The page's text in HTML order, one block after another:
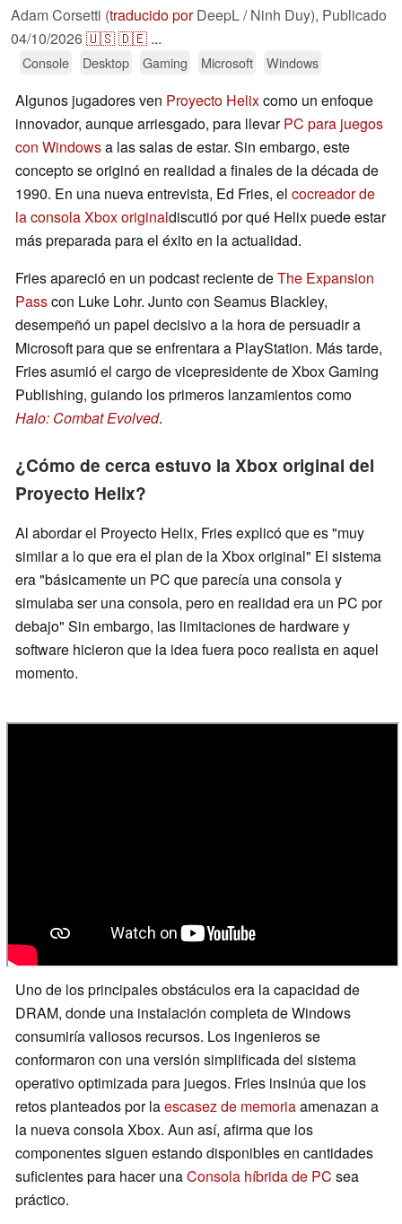
Adam Corsetti (traducido porDeepL / Ninh Duy), Publicado
04/10/2026🇺🇸🇩🇪 ...
Console Desktop Gaming Microsoft Windows
Algunos jugadores ven Proyecto Helixcomo un enfoque
innovador, aunque arriesgado, para llevarPC para juegos
con Windowsa las salas de estar. Sin embargo, este
concepto se originó en realidad a finales de la década de
1990. En una nueva entrevista, Ed Fries, el cocreador de
la consola Xbox originaldiscutió por qué Helix puede estar
más preparada para el éxito en la actualidad.
Fries apareció en un podcast reciente deThe Expansion
Passcon Luke Lohr. Junto con Seamus Blackley,
desempeñó un papel decisivo a la hora de persuadir a
Microsoft para que se enfrentara a PlayStation. Más tarde,
Fries asumió el cargo de vicepresidente de Xbox Gaming
Publishing, guiando los primeros lanzamientos como
Halo: Combat Evolved.
¿Cómo de cerca estuvo la Xbox original del
Proyecto Helix?
Al abordar el Proyecto Helix, Fries explicó que es "muy
similar a lo que era el plan de la Xbox original" El sistema
era "básicamente un PC que parecía una consola y
simulaba ser una consola, pero en realidad era un PC por
debajo" Sin embargo, las limitaciones de hardware y
software hicieron que la idea fuera poco realista en aquel
momento.
Uno de los principales obstáculos era la capacidad de
DRAM, donde una instalación completa de Windows
consumiría valiosos recursos. Los ingenieros se
conformaron con una versión simplificada del sistema
operativo optimizada para juegos. Fries insinúa que los
retos planteados por laescasez de memoriaamenazan a
la nueva consola Xbox. Aun así, afirma que los
componentes siguen estando disponibles en cantidades
suficientes para hacer unaConsola híbrida de PC sea
práctico.